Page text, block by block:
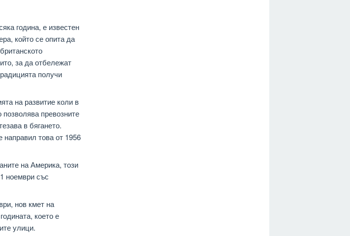
година, е известен
който се опита да
за да отбележат
получи
на развитие коли в
превозните
в бягането.
това от 1956
на Америка, този
ноември със
нов кмет на
което е
улици.